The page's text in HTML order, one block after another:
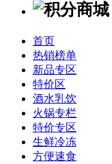
首页
热销榜单
新品专区
特价区
酒水乳饮
火锅专栏
特价专区
生鲜冷冻
方便速食